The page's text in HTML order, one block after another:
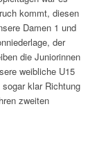
kommt, diesen
Damen 1 und
der
die Juniorinnen
weibliche U15
klar Richtung
zweiten